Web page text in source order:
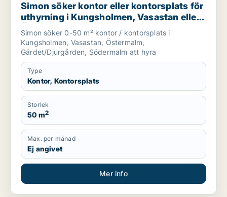
Simon söker kontor eller kontorsplats för
uthyrning i Kungsholmen, Vasastan eller
Östermalm m.fl.
Simon söker 0-50 m² kontor / kontorsplats i
Kungsholmen, Vasastan, Östermalm,
Gärdet/Djurgården, Södermalm att hyra
Type
Kontor, Kontorsplats
Storlek
50 m2
Max. per månad
Ej angivet
Mer info